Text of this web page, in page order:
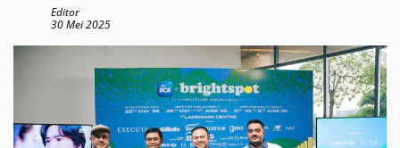
Editor
30 Mei 2025